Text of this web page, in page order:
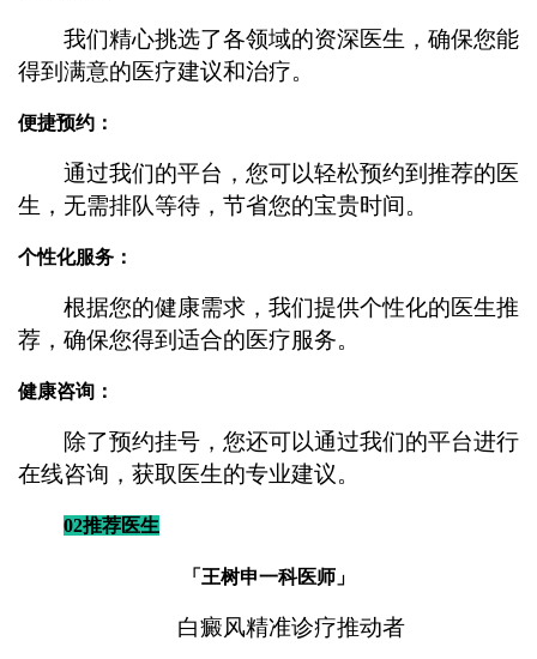
我们精心挑选了各领域的资深医生，确保您能
得到满意的医疗建议和治疗。
便捷预约：
通过我们的平台，您可以轻松预约到推荐的医
生，无需排队等待，节省您的宝贵时间。
个性化服务：
根据您的健康需求，我们提供个性化的医生推
荐，确保您得到适合的医疗服务。
健康咨询：
除了预约挂号，您还可以通过我们的平台进行
在线咨询，获取医生的专业建议。
02推荐医生
「王树申一科医师」
白癜风精准诊疗推动者